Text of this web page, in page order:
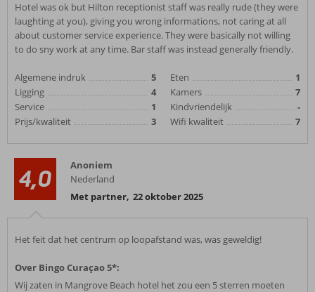
Hotel was ok but Hilton receptionist staff was really rude (they were
laughting at you), giving you wrong informations, not caring at all
about customer service experience. They were basically not willing
to do sny work at any time. Bar staff was instead generally friendly.
Algemene indruk
5
Ligging
4
Service
1
Prijs/kwaliteit
3
Eten
1
Kamers
7
Kindvriendelijk
-
Wifi kwaliteit
7
4,0
Anoniem
Nederland
Met partner, 22 oktober 2025
Het feit dat het centrum op loopafstand was, was geweldig!
Over Bingo Curaçao 5*:
Wij zaten in Mangrove Beach hotel het zou een 5 sterren moeten